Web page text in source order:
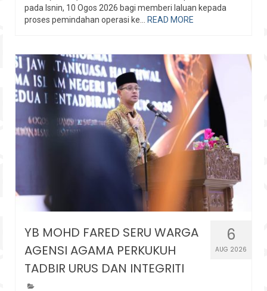
pada Isnin, 10 Ogos 2026 bagi memberi laluan kepada
proses pemindahan operasi ke...
READ MORE
6
AUG 2026
YB MOHD FARED SERU WARGA
AGENSI AGAMA PERKUKUH
TADBIR URUS DAN INTEGRITI